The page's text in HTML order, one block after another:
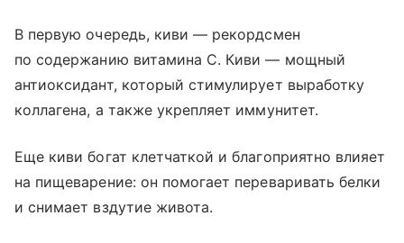
В первую очередь, киви — рекордсмен
по содержанию витамина С. Киви — мощный
антиоксидант, который стимулирует выработку
коллагена, а также укрепляет иммунитет.
Еще киви богат клетчаткой и благоприятно влияет
на пищеварение: он помогает переваривать белки
и снимает вздутие живота.